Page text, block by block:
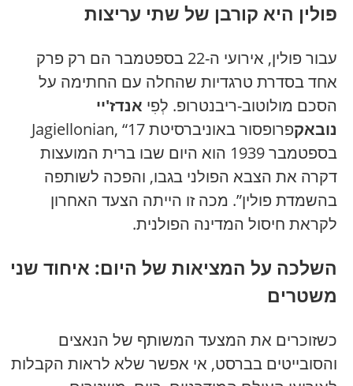
פולין היא קורבן של שתי עריצות
עבור פולין, אירועי ה-22 בספטמבר הם רק פרק
אחד בסדרת טרגדיות שהחלה עם החתימה על
הסכם מולוטוב-ריבנטרופ. לְפִי אנדז'יי
נובאק
פרופסור באוניברסיטת Jagiellonian, “17
בספטמבר 1939 הוא היום שבו ברית המועצות
דקרה את הצבא הפולני בגבו, והפכה לשותפה
בהשמדת פולין”. מכה זו הייתה הצעד האחרון
לקראת חיסול המדינה הפולנית.
השלכה על המציאות של היום: איחוד שני
משטרים
כשזוכרים את המצעד המשותף של הנאצים
והסובייטים בברסט, אי אפשר שלא לראות הקבלות